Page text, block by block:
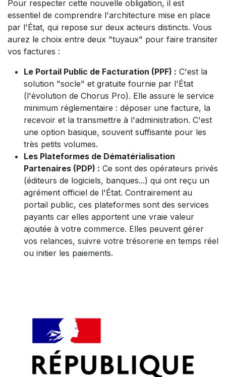
Pour respecter cette nouvelle obligation, il est
essentiel de comprendre l'architecture mise en place
par l'État, qui repose sur deux acteurs distincts. Vous
aurez le choix entre deux "tuyaux" pour faire transiter
vos factures :
Le Portail Public de Facturation (PPF) : C'est la
solution "socle" et gratuite fournie par l'État
(l'évolution de Chorus Pro). Elle assure le service
minimum réglementaire : déposer une facture, la
recevoir et la transmettre à l'administration. C'est
une option basique, souvent suffisante pour les
très petits volumes.
Les Plateformes de Dématérialisation
Partenaires (PDP) : Ce sont des opérateurs privés
(éditeurs de logiciels, banques...) qui ont reçu un
agrément officiel de l'État. Contrairement au
portail public, ces plateformes sont des services
payants car elles apportent une vraie valeur
ajoutée à votre commerce. Elles peuvent gérer
vos relances, suivre votre trésorerie en temps réel
ou initier les paiements.